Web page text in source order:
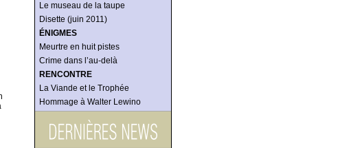
Le museau de la taupe
Disette (juin 2011)
ÉNIGMES
Meurtre en huit pistes
Crime dans l’au-delà
RENCONTRE
La Viande et le Trophée
Hommage à Walter Lewino